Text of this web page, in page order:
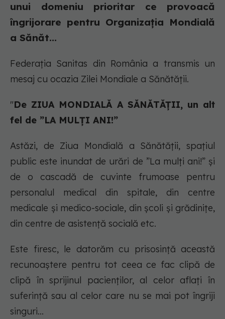
unui domeniu prioritar ce provoacă
îngrijorare pentru Organizaţia Mondială
a Sănăt...
Federația Sanitas din România a transmis un
mesaj cu ocazia Zilei Mondiale a Sănătății.
"De ZIUA MONDIALĂ A SĂNĂTĂȚII, un alt
fel de ”LA MULȚI ANI!”
Astăzi, de Ziua Mondială a Sănătății, spațiul
public este inundat de urări de ”La mulți ani!” și
de o cascadă de cuvinte frumoase pentru
personalul medical din spitale, din centre
medicale și medico-sociale, din școli și grădinițe,
din centre de asistență socială etc.
Este firesc, le datorăm cu prisosință această
recunoaștere pentru tot ceea ce fac clipă de
clipă în sprijinul pacienților, al celor aflați în
suferință sau al celor care nu se mai pot îngriji
singuri...